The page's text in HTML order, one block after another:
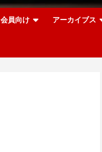
会員向け アーカイブス